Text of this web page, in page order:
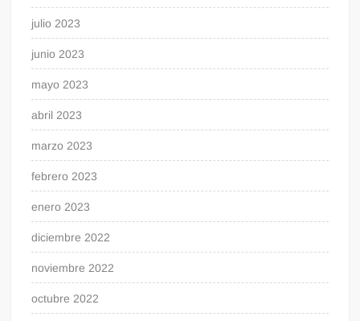
julio 2023
junio 2023
mayo 2023
abril 2023
marzo 2023
febrero 2023
enero 2023
diciembre 2022
noviembre 2022
octubre 2022